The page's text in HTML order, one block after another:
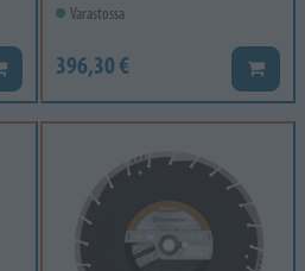
Lisää koriin
Varastossa
396,30 € Lisää